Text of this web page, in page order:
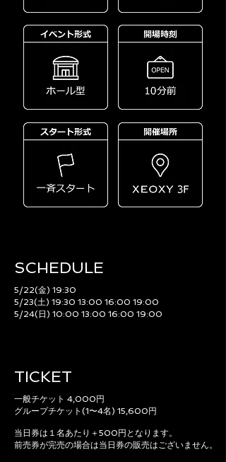
SCHEDULE​
5/22(金) 19:30
5/23(土) 19:30 13:00 16:00 19:00
5/24(日) 10:00 13:00 16:00 19:00
TICKET
一般チケット 4,000円
グループチケット(1〜4名) 15,600円
当日券は１名あたり＋500円となります。
前売券が完売の場合は当日券の販売はございません。